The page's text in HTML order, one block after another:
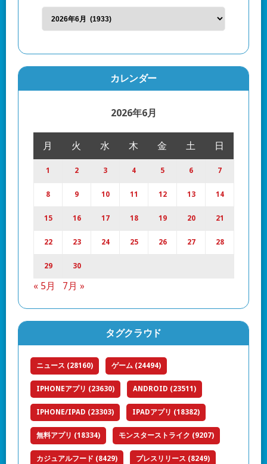
カレンダー
2026年6月
月 火 水 木 金 土 日
1 2 3 4 5 6 7
8 9 10 11 12 13 14
15 16 17 18 19 20 21
22 23 24 25 26 27 28
29 30
« 5月 7月 »
タグクラウド
ニュース (28160) ゲーム (24494)
IPHONEアプリ (23630) ANDROID (23511)
IPHONE/IPAD (23303) IPADアプリ (18382)
無料アプリ (18334) モンスターストライク (9207)
カジュアルフード (8429) プレスリリース (8249)